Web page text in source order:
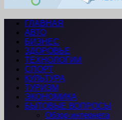
ГЛАВНАЯ
АВТО
БИЗНЕС
ЗДОРОВЬЕ
ТЕХНОЛОГИИ
СПОРТ
КУЛЬТУРА
ТУРИЗМ
ЭКОНОМИКА
БЫТОВЫЕ ВОПРОСЫ
Обзор интернета